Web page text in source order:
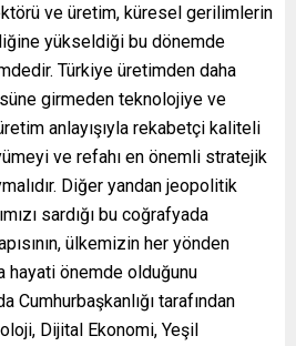
ve üretim, küresel gerilimlerin
yükseldiği bu dönemde
Türkiye üretimden daha
girmeden teknolojiye ve
anlayışıyla rekabetçi kaliteli
ve refahı en önemli stratejik
Diğer yandan jeopolitik
sardığı bu coğrafyada
ülkemizin her yönden
hayati önemde olduğunu
Cumhurbaşkanlığı tarafından
Dijital Ekonomi, Yeşil